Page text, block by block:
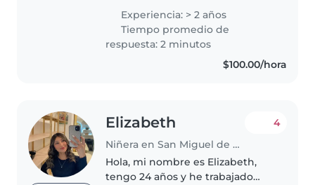
especializarme en niños Me
gusta mucho convivir con los
niños, siempre me ha gustado
cuidarlos..
Experiencia: > 2 años
Tiempo promedio de
respuesta: 2 minutos
$100.00/hora
Elizabeth
Niñera en San Miguel de Allende
4
Hola, mi nombre es Elizabeth,
tengo 24 años y he trabajado